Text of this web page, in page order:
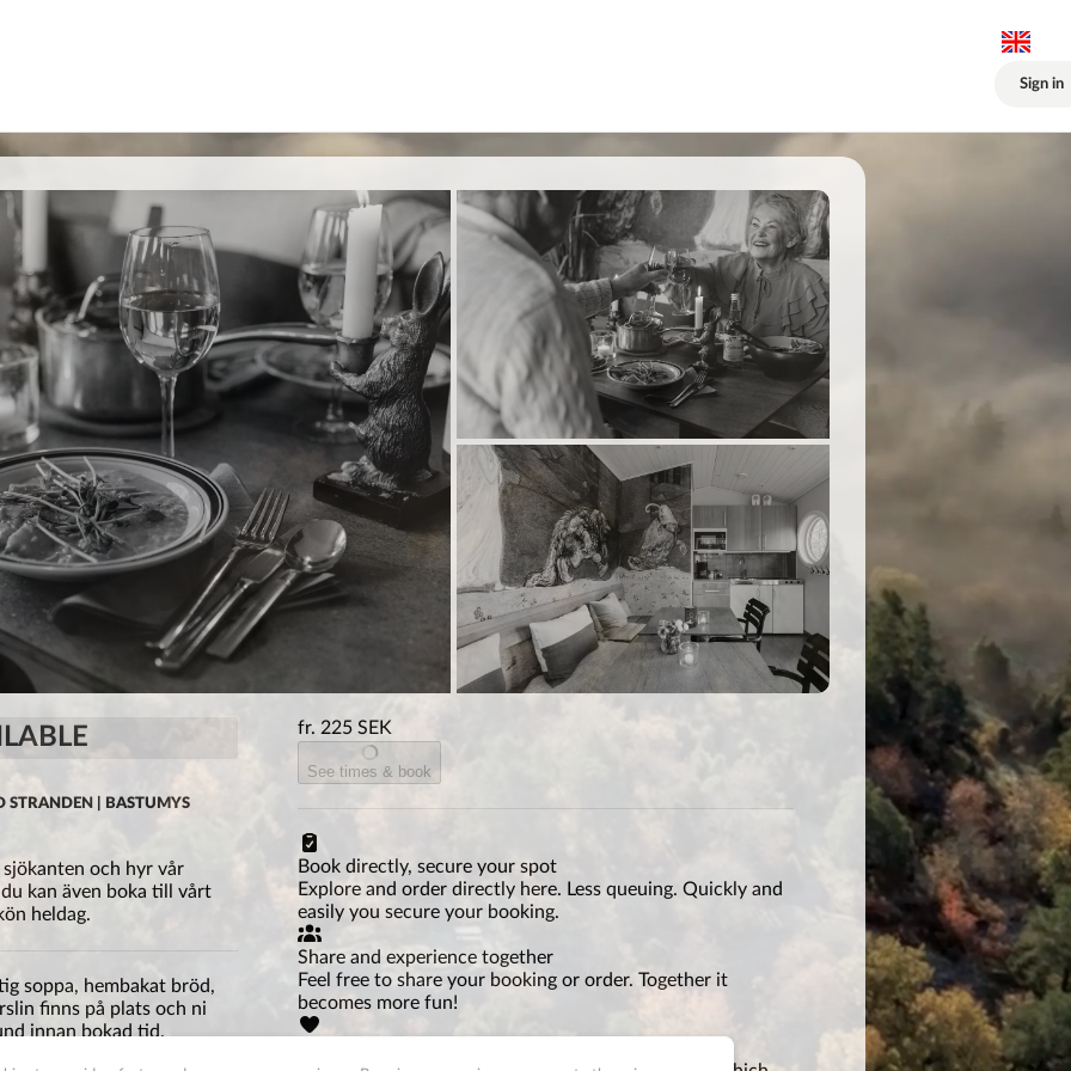
Sign in
STRANDEN | BASTUMYS
och hyr vår
kan även boka till vårt
heldag.
soppa, hembakat bröd,
finns på plats och ni
innan bokad tid.
fr. 225 SEK
See times & book
Book directly, secure your spot
Explore and order directly here. Less queuing. Quickly and
easily you secure your booking.
Share and experience together
Feel free to share your booking or order. Together it
becomes more fun!